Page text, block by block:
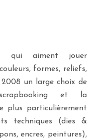
qui aiment jouer
formes, reliefs,
un large choix de
et la
plus particulièrement
techniques (dies &
encres, peintures),